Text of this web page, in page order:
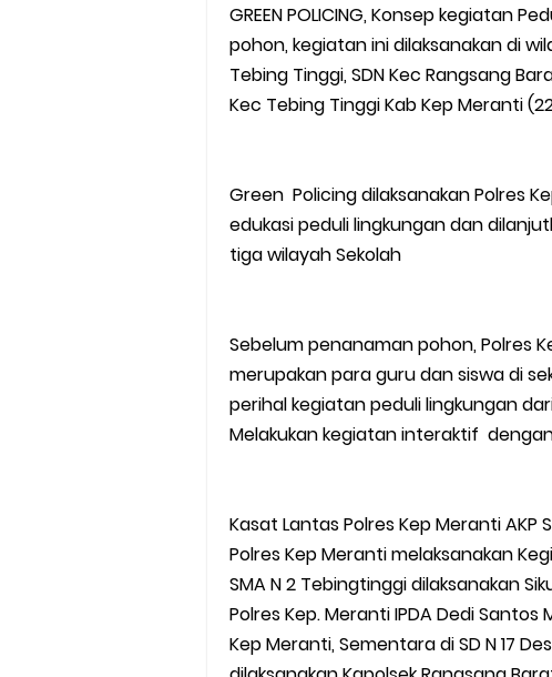
GREEN POLICING, Konsep kegiatan
pohon, kegiatan ini dilaksanakan di
Tebing Tinggi, SDN Kec Rangsang
Kec Tebing Tinggi Kab Kep Meranti
Green Policing dilaksanakan Polres
edukasi peduli lingkungan dan
tiga wilayah Sekolah
Sebelum penanaman pohon, Polres
merupakan para guru dan siswa di
perihal kegiatan peduli lingkungan
Melakukan kegiatan interaktif
Kasat Lantas Polres Kep Meranti AKP
Polres Kep Meranti melaksanakan
SMA N 2 Tebingtinggi dilaksanakan
Polres Kep. Meranti IPDA Dedi Santos
Kep Meranti, Sementara di SD N 17